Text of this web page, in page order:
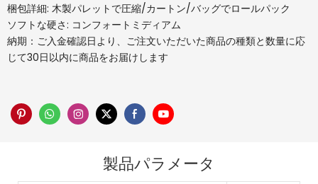
梱包詳細: 木製パレットで圧縮/カートン/バッグでロールパック
ソフトな硬さ: コンフォートミディアム
納期：ご入金確認日より、ご注文いただいた商品の種類と数量に応
じて30日以内に商品をお届けします
製品パラメータ